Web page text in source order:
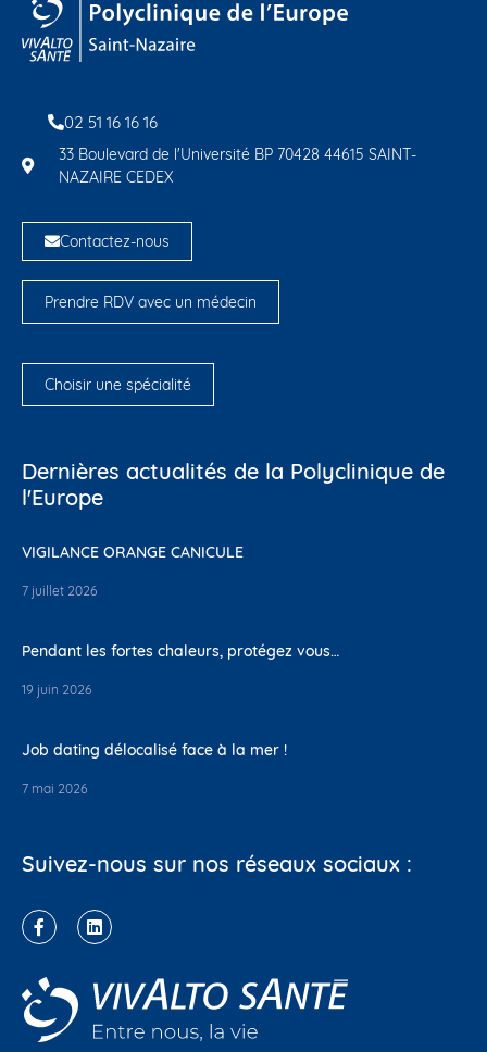
02 51 16 16 16
33 Boulevard de l'Université BP 70428 44615 SAINT-
NAZAIRE CEDEX
Contactez-nous
Prendre RDV avec un médecin
Choisir une spécialité
Dernières actualités de la Polyclinique de
l'Europe
VIGILANCE ORANGE CANICULE
7 juillet 2026
Pendant les fortes chaleurs, protégez vous…
19 juin 2026
Job dating délocalisé face à la mer !
7 mai 2026
Suivez-nous sur nos réseaux sociaux :